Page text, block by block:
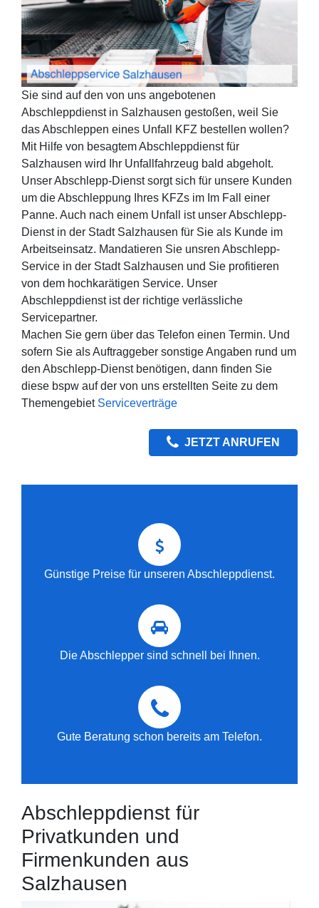
Sie sind auf den von uns angebotenen
Abschleppdienst in Salzhausen gestoßen, weil Sie
das Abschleppen eines Unfall KFZ bestellen wollen?
Mit Hilfe von besagtem Abschleppdienst für
Salzhausen wird Ihr Unfallfahrzeug bald abgeholt.
Unser Abschlepp-Dienst sorgt sich für unsere Kunden
um die Abschleppung Ihres KFZs im Im Fall einer
Panne. Auch nach einem Unfall ist unser Abschlepp-
Dienst in der Stadt Salzhausen für Sie als Kunde im
Arbeitseinsatz. Mandatieren Sie unsren Abschlepp-
Service in der Stadt Salzhausen und Sie profitieren
von dem hochkarätigen Service. Unser
Abschleppdienst ist der richtige verlässliche
Servicepartner.
Machen Sie gern über das Telefon einen Termin. Und
sofern Sie als Auftraggeber sonstige Angaben rund um
den Abschlepp-Dienst benötigen, dann finden Sie
diese bspw auf der von uns erstellten Seite zu dem
Themengebiet Serviceverträge
JETZT ANRUFEN
Günstige Preise für unseren Abschleppdienst.
Die Abschlepper sind schnell bei Ihnen.
Gute Beratung schon bereits am Telefon.
Abschleppdienst für
Privatkunden und
Firmenkunden aus
Salzhausen